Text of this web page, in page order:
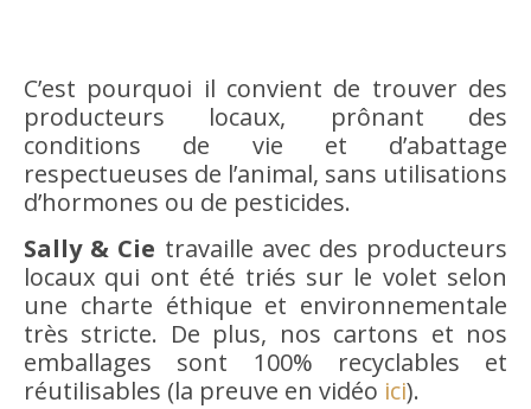
C’est pourquoi il convient de trouver des
producteurs locaux, prônant des
conditions de vie et d’abattage
respectueuses de l’animal, sans utilisations
d’hormones ou de pesticides.
Sally & Cie travaille avec des producteurs
locaux qui ont été triés sur le volet selon
une charte éthique et environnementale
très stricte. De plus, nos cartons et nos
emballages sont 100% recyclables et
réutilisables (la preuve en vidéo ici).